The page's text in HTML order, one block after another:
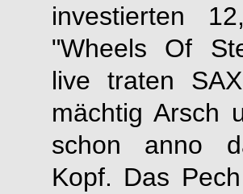
investierten
"Wheels Of
live traten
mächtig Arsch
schon anno
Kopf. Das